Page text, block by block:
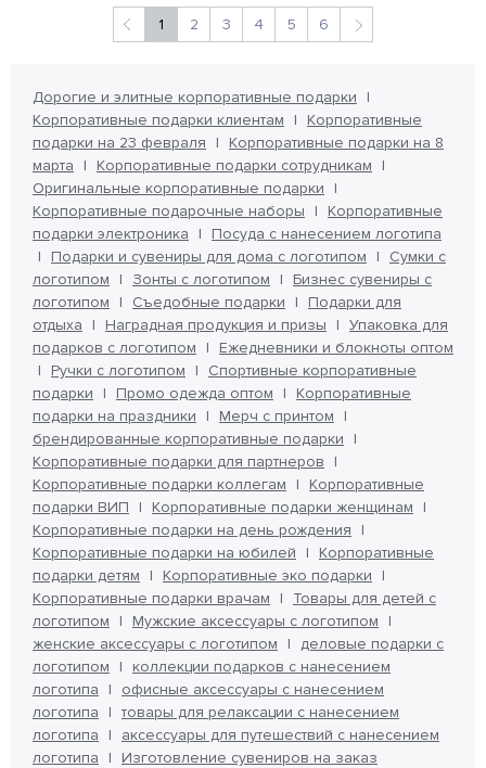
1 2 3 4 5 6
Дорогие и элитные корпоративные подарки
Корпоративные подарки клиентам
Корпоративные
подарки на 23 февраля
Корпоративные подарки на 8
марта
Корпоративные подарки сотрудникам
Оригинальные корпоративные подарки
Корпоративные подарочные наборы
Корпоративные
подарки электроника
Посуда с нанесением логотипа
Подарки и сувениры для дома с логотипом
Сумки с
логотипом
Зонты с логотипом
Бизнес сувениры с
логотипом
Съедобные подарки
Подарки для
отдыха
Наградная продукция и призы
Упаковка для
подарков с логотипом
Ежедневники и блокноты оптом
Ручки с логотипом
Спортивные корпоративные
подарки
Промо одежда оптом
Корпоративные
подарки на праздники
Мерч с принтом
брендированные корпоративные подарки
Корпоративные подарки для партнеров
Корпоративные подарки коллегам
Корпоративные
подарки ВИП
Корпоративные подарки женщинам
Корпоративные подарки на день рождения
Корпоративные подарки на юбилей
Корпоративные
подарки детям
Корпоративные эко подарки
Корпоративные подарки врачам
Товары для детей с
логотипом
Мужские аксессуары с логотипом
женские аксессуары с логотипом
деловые подарки с
логотипом
коллекции подарков с нанесением
логотипа
офисные аксессуары с нанесением
логотипа
товары для релаксации с нанесением
логотипа
аксессуары для путешествий с нанесением
логотипа
Изготовление сувениров на заказ